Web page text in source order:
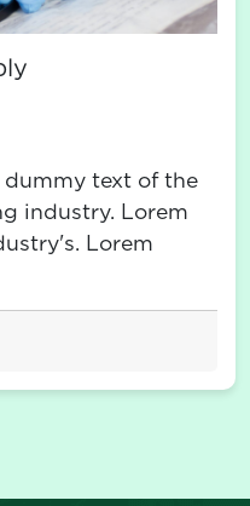
text of the
industry. Lorem
Lorem